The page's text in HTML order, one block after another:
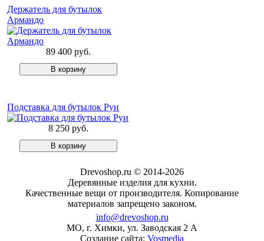
Держатель для бутылок
Армандо
89 400 руб.
Подставка для бутылок Руи
8 250 руб.
Drevoshop.ru © 2014-2026
Деревянные изделия для кухни.
Качественные вещи от производителя. Копирование
материалов запрещено законом.
info@drevoshop.ru
МО, г. Химки, ул. Заводская 2 A
Создание сайта: Vosmedia